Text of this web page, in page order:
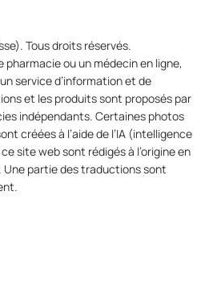
Tous droits réservés.
pharmacie ou un médecin en ligne,
service d’information et de
et les produits sont proposés par
indépendants. Certaines photos
créées à l’aide de l’IA (intelligence
site web sont rédigés à l’origine en
Une partie des traductions sont